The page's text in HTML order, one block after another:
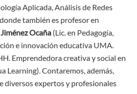
Aplicada, Análisis de Redes
también es profesor en
Ocaña (Lic. en Pedagogía,
e innovación educativa UMA.
Emprendedora creativa y social en
Learning). Contaremos, además,
diversos expertos y profesionales